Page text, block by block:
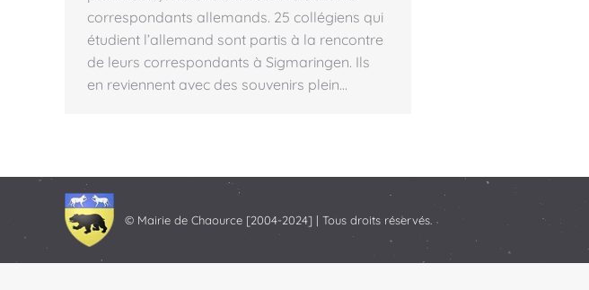
correspondants allemands. 25 collégiens qui
étudient l’allemand sont partis à la rencontre
de leurs correspondants à Sigmaringen. Ils
en reviennent avec des souvenirs plein…
© Mairie de Chaource [2004-2024] | Tous droits réservés.